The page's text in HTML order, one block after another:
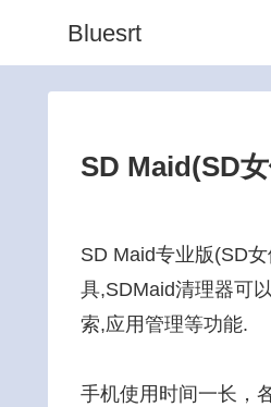
Bluesrt
SD Maid(SD
SD Maid专业版(SD
具,SDMaid清理器可
索,应用管理等功能.
手机使用时间一长，